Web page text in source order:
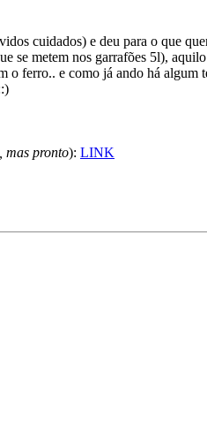
cuidados) e deu para o que
se metem nos garrafões 5l),
o ferro.. e como já ando há algum
mas pronto): LINK